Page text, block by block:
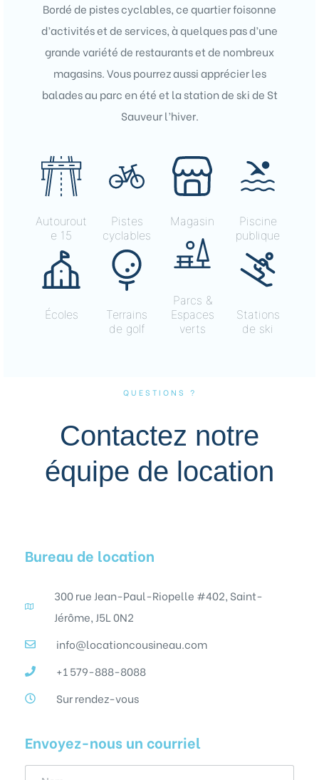
Bordé de pistes cyclables, ce quartier foisonne
d’activités et de services, à quelques pas d’une
grande variété de restaurants et de nombreux
magasins. Vous pourrez aussi apprécier les
balades au parc en été et la station de ski de St
Sauveur l’hiver.
Autourout
e 15
Écoles
Pistes
cyclables
Terrains
de golf
Magasin
Parcs &
Espaces
verts
Piscine
publique
Stations
de ski
QUESTIONS ?
Contactez notre
équipe de location
Bureau de location
300 rue Jean-Paul-Riopelle #402, Saint-
Jérôme, J5L 0N2
info@locationcousineau.com
+1 579-888-8088
Sur rendez-vous
Envoyez-nous un courriel